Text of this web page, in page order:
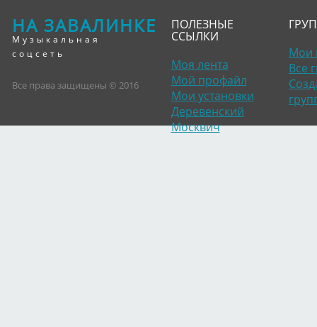
НА ЗАВАЛИНКЕ
Музыкальная
соцсеть
Все права защищены © 2016
ПОЛЕЗНЫЕ
ССЫЛКИ
Моя лента
Мой профайл
Мои установки
Деревенский
Москвич
Мои
Все